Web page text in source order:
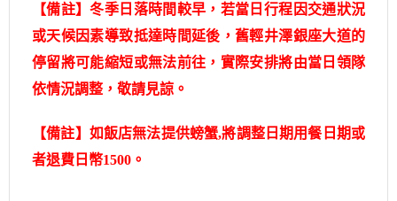
【備註】冬季日落時間較早，若當日行程因交通狀況
或天候因素導致抵達時間延後，舊輕井澤銀座大道的
停留將可能縮短或無法前往，實際安排將由當日領隊
依情況調整，敬請見諒。
【備註】如飯店無法提供螃蟹,將調整日期用餐日期或
者退費日幣1500。